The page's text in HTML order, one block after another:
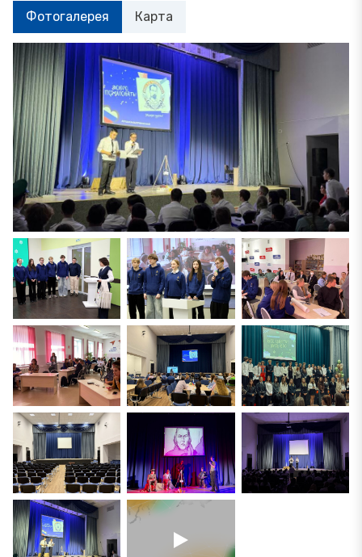
Фотогалерея Карта